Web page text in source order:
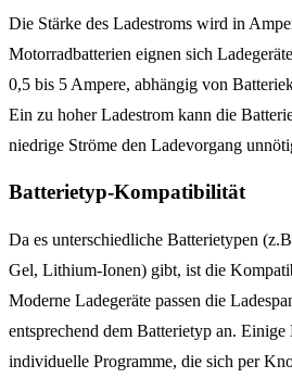
Die Stärke des Ladestroms wird in
Motorradbatterien eignen sich
0,5 bis 5 Ampere, abhängig von
Ein zu hoher Ladestrom kann die
niedrige Ströme den Ladevorgang
Batterietyp-Kompatibilität
Da es unterschiedliche Batterietypen
Gel, Lithium-Ionen) gibt, ist die
Moderne Ladegeräte passen die
entsprechend dem Batterietyp an.
individuelle Programme, die sich per